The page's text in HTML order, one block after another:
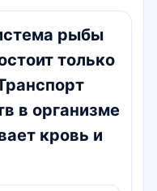
рыбы
только
в организме
кровь и